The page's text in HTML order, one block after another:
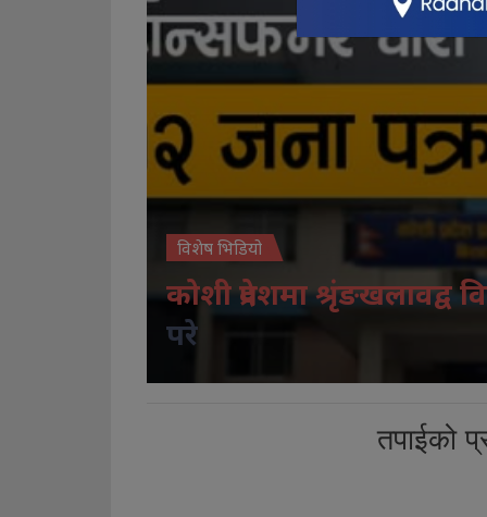
विशेष भिडियो
कोशी प्रदेशमा श्रृंङखलावद्व
परे
तपाईको